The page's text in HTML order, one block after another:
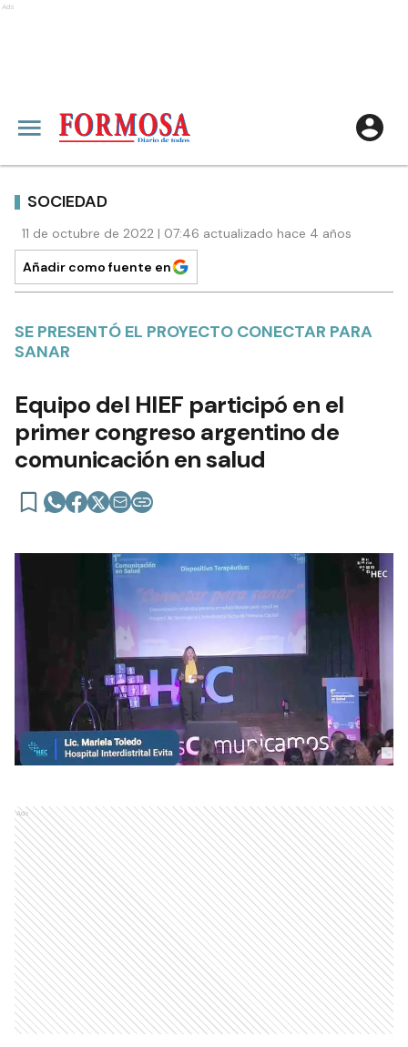
Ads
SOCIEDAD
11 de octubre de 2022 | 07:46 actualizado hace 4 años
Añadir como fuente en
SE PRESENTÓ EL PROYECTO CONECTAR PARA
SANAR
Equipo del HIEF participó en el
primer congreso argentino de
comunicación en salud
Ads